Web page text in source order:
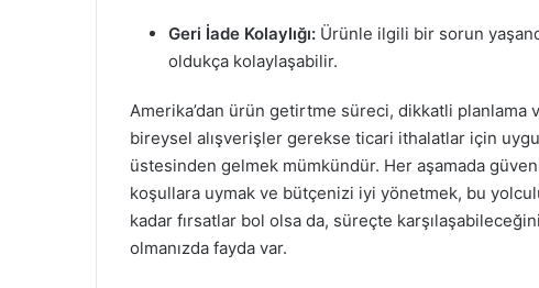
Geri İade Kolaylığı: Ürünle ilgili bir sorun
oldukça kolaylaşabilir.
Amerika’dan ürün getirtme süreci, dikkatli
bireysel alışverişler gerekse ticari ithalatlar için
üstesinden gelmek mümkündür. Her aşamada
koşullara uymak ve bütçenizi iyi yönetmek, bu
kadar fırsatlar bol olsa da, süreçte
olmanızda fayda var.